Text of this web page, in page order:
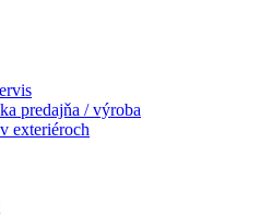
predajňa / výroba
exteriéroch